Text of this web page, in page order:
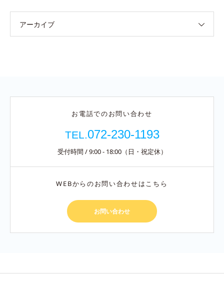
アーカイブ
お電話でのお問い合わせ
TEL.072-230-1193
受付時間 / 9:00 - 18:00（日・祝定休）
WEBからのお問い合わせはこちら
お問い合わせ